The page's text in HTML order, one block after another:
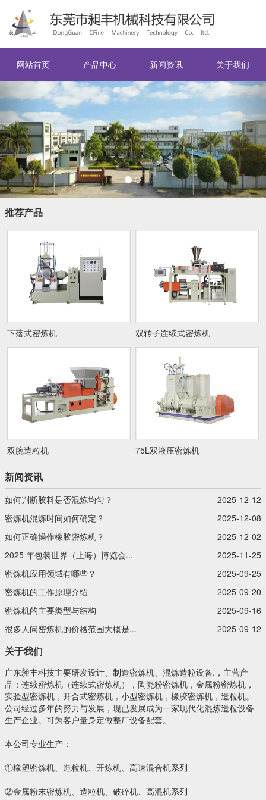
网站首页 产品中心 新闻资讯 关于我们
Previous
推荐产品
下落式密炼机 双转子连续式密炼机
双腕造粒机 75L双液压密炼机
新闻资讯
如何判断胶料是否混炼均匀？
2025-12-12
密炼机混炼时间如何确定？
2025-12-08
如何正确操作橡胶密炼机？
2025-12-02
2025 年包装世界（上海）博览会...
2025-11-25
密炼机应用领域有哪些？
2025-09-25
密炼机的工作原理介绍
2025-09-20
密炼机的主要类型与结构
2025-09-16
很多人问密炼机的价格范围大概是...
2025-09-12
关于我们
广东昶丰科技主要研发设计、制造密炼机、混炼造粒设备.，主营产
品：连续密炼机（连续式密炼机），陶瓷粉密炼机，金属粉密炼机，
实验型密炼机，开合式密炼机，小型密炼机，橡胶密炼机，造粒机。
公司经过多年的努力与发展，现已发展成为一家现代化混炼造粒设备
生产企业。可为客户量身定做整厂设备配套。
本公司专业生产：
①橡塑密炼机、造粒机、开炼机、高速混合机系列
②金属粉末密炼机、造粒机、破碎机、高混机系列